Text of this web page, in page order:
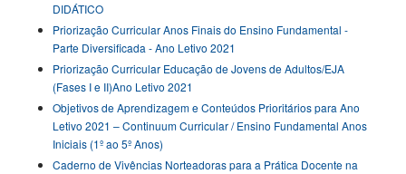
DIDÁTICO
Priorização Curricular Anos Finais do Ensino Fundamental -
Parte Diversificada - Ano Letivo 2021
Priorização Curricular Educação de Jovens de Adultos/EJA
(Fases I e II)Ano Letivo 2021
Objetivos de Aprendizagem e Conteúdos Prioritários para Ano
Letivo 2021 – Continuum Curricular / Ensino Fundamental Anos
Iniciais (1º ao 5º Anos)
Caderno de Vivências Norteadoras para a Prática Docente na